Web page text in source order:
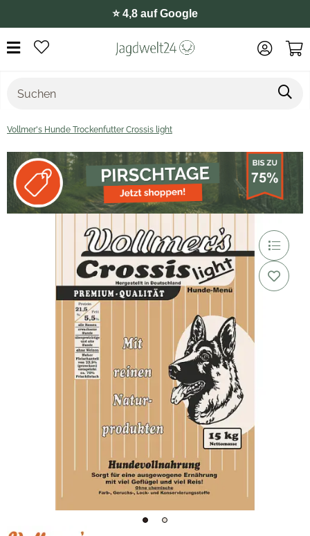
⭐️ 4,8 auf Google
Vollmer's Hunde Trockenfutter Crossis light